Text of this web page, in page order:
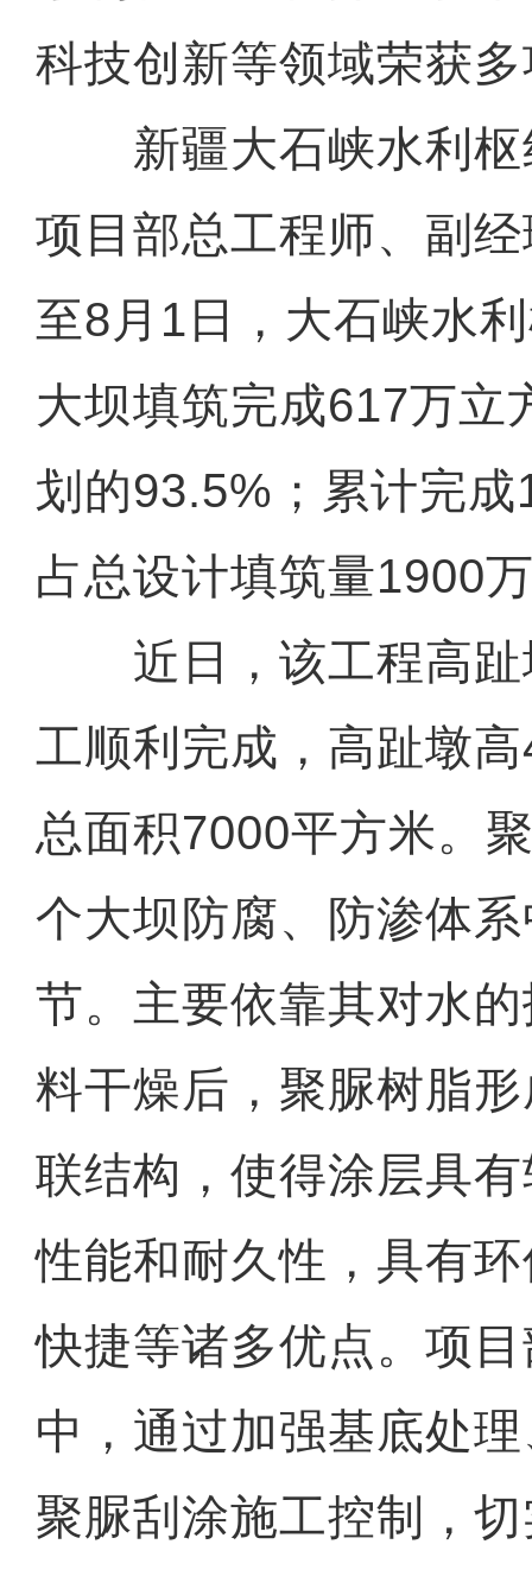
科技创新等领域荣获
新疆大石峡水利枢
项目部总工程师、副
至8月1日，大石峡水
大坝填筑完成617万立
划的93.5%；累计完
占总设计填筑量1900
近日，该工程高趾
工顺利完成，高趾墩
总面积7000平方米。
个大坝防腐、防渗体
节。主要依靠其对水
料干燥后，聚脲树脂
联结构，使得涂层具
性能和耐久性，具有
快捷等诸多优点。项
中，通过加强基底处
聚脲刮涂施工控制，